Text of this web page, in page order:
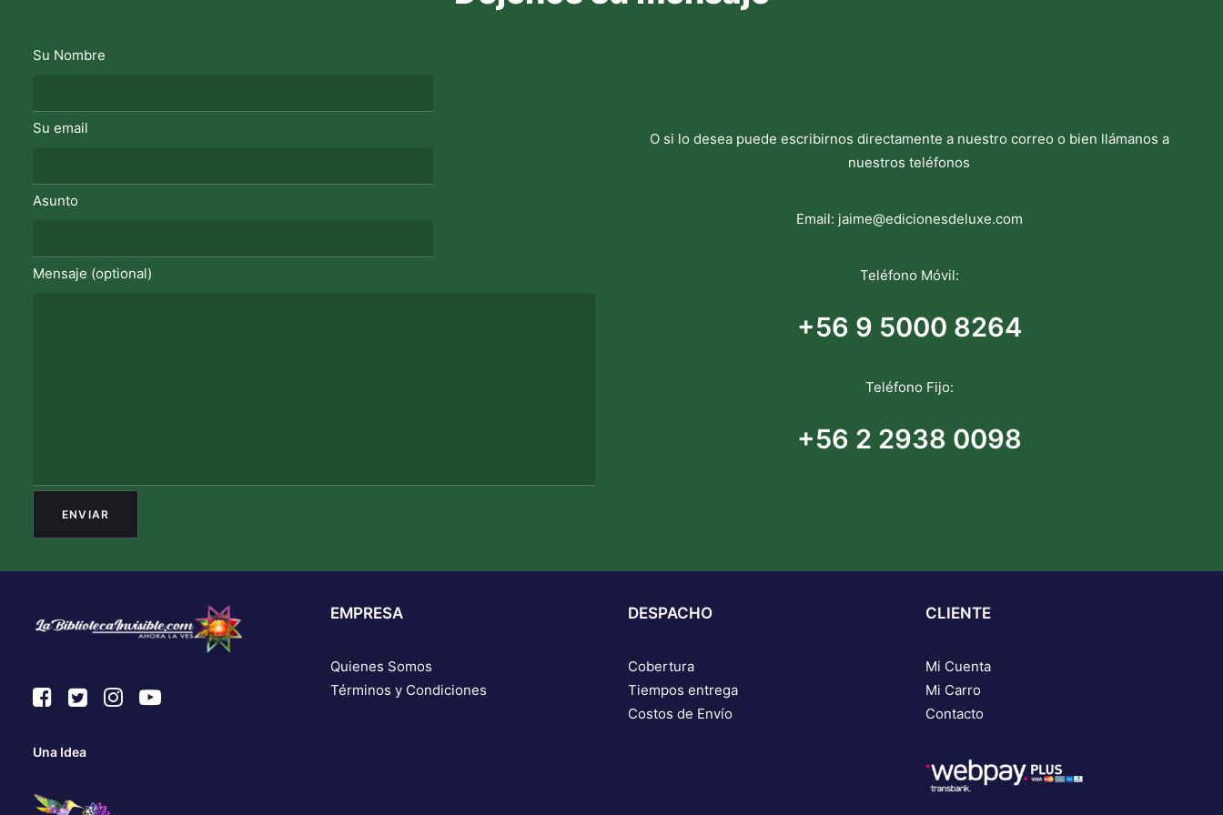
Su Nombre
Su email
Asunto
Mensaje (optional)
O si lo desea puede escribirnos directamente a nuestro correo o bien llámanos a
nuestros teléfonos
Email: jaime@edicionesdeluxe.com
Teléfono Móvil:
+56 9 5000 8264
Teléfono Fijo:
+56 2 2938 0098
Una Idea
EMPRESA
Quienes Somos
Términos y Condiciones
DESPACHO
Cobertura
Tiempos entrega
Costos de Envío
CLIENTE
Mi Cuenta
Mi Carro
Contacto